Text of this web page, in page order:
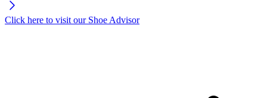
Click here to visit our Shoe Advisor